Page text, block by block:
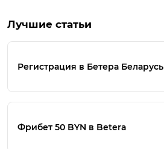
Лучшие статьи
Регистрация в Бетера Беларусь
Фрибет 50 BYN в Betera